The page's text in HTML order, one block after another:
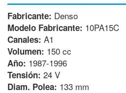
Fabricante: Denso
Modelo Fabricante: 10PA15C
Canales: A1
Volumen: 150 cc
Año: 1987-1996
Tensión: 24 V
Diam. Polea: 133 mm